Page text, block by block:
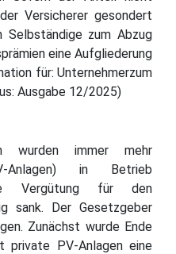
Versicherer gesondert
zum Abzug
eine Aufgliederung
für: Unternehmerzum
Ausgabe 12/2025)
immer mehr
Anlagen) in Betrieb
Vergütung für den
sank. Der Gesetzgeber
Zunächst wurde Ende
PV-Anlagen eine